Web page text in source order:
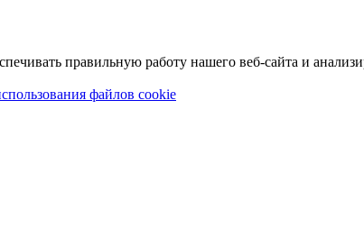
правильную работу нашего веб-сайта и
файлов cookie